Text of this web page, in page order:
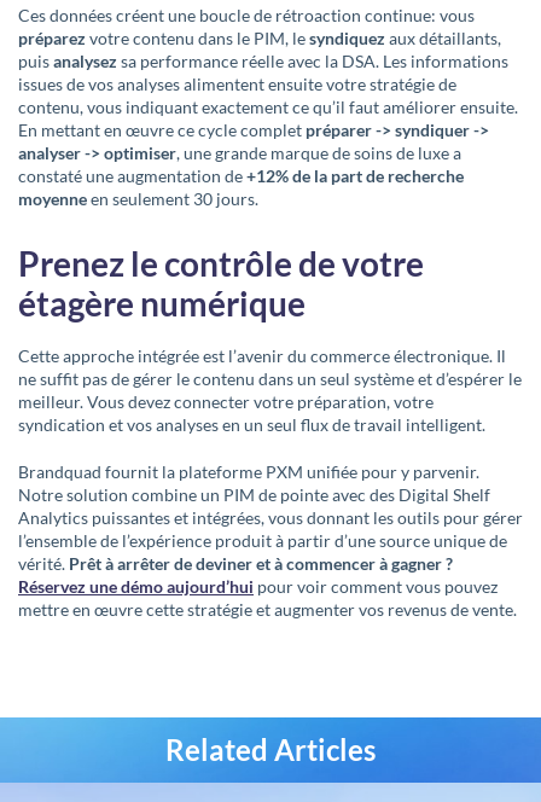
Ces données créent une boucle de rétroaction continue: vous
préparez votre contenu dans le PIM, lesyndiquez aux détaillants,
puisanalysez sa performance réelle avec la DSA. Les informations
issues de vos analyses alimentent ensuite votre stratégie de
contenu, vous indiquant exactement ce qu’il faut améliorer ensuite.
En mettant en œuvre ce cycle complet préparer -> syndiquer ->
analyser -> optimiser, une grande marque de soins de luxe a
constaté une augmentation de+12% de la part de recherche
moyenneen seulement 30 jours.
Prenez le contrôle de votre
étagère numérique
Cette approche intégrée est l’avenir du commerce électronique. Il
ne suffit pas de gérer le contenu dans un seul système et d’espérer le
meilleur. Vous devez connecter votre préparation, votre
syndication et vos analyses en un seul flux de travail intelligent.
Brandquad fournit la plateforme PXM unifiée pour y parvenir.
Notre solution combine un PIM de pointe avec des Digital Shelf
Analytics puissantes et intégrées, vous donnant les outils pour gérer
l’ensemble de l’expérience produit à partir d’une source unique de
vérité. Prêt à arrêter de deviner et à commencer à gagner ?
Réservez une démo aujourd’hui pour voir comment vous pouvez
mettre en œuvre cette stratégie et augmenter vos revenus de vente.
Related Articles